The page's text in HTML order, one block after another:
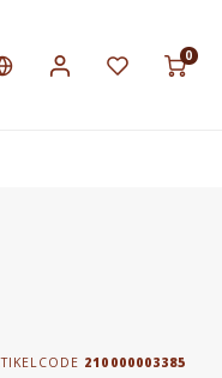
0
210000003385